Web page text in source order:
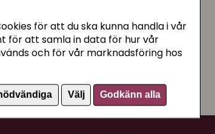
för att du ska kunna handla i vår
för att samla in data för hur vår
och för vår marknadsföring hos
Välj Godkänn alla